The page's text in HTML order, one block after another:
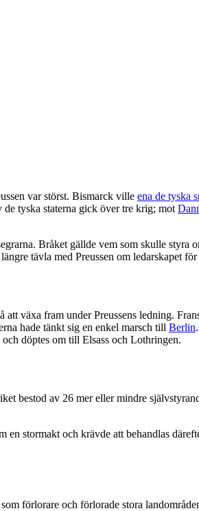
var störst. Bismarck ville ena de tyska
de tyska staterna gick över tre krig; mot
Bråket gällde vem som skulle styra
tävla med Preussen om ledarskapet för
växa fram under Preussens ledning.
hade tänkt sig en enkel marsch till Berlin
döptes om till Elsass och Lothringen.
bestod av 26 mer eller mindre
stormakt och krävde att behandlas
förlorare och förlorade stora